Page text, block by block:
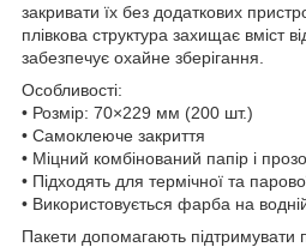
закривати їх без додаткових
плівкова структура захищає вміст
забезпечує охайне зберігання.
Особливості:
• Розмір: 70×229 мм (200 шт.)
• Самоклеюче закриття
• Міцний комбінований папір і
• Підходять для термічної та
• Використовується фарба на
Пакети допомагають підтримувати